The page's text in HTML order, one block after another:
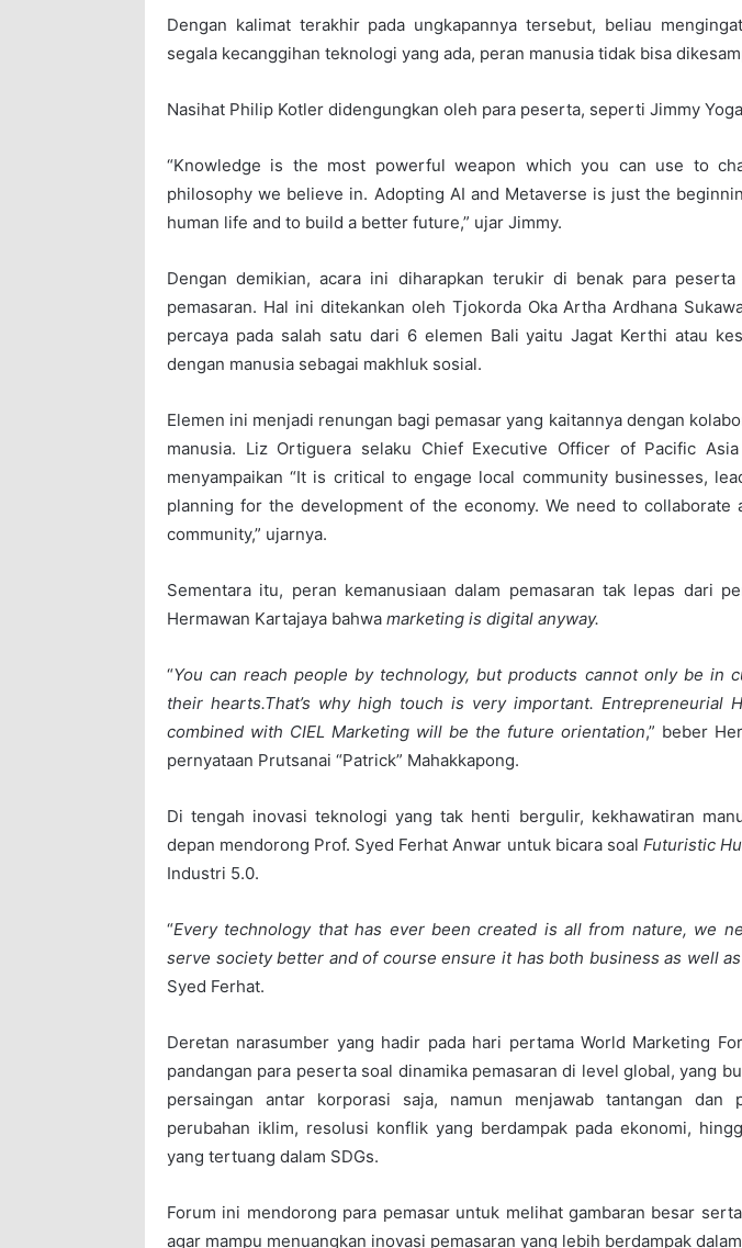
Dengan kalimat terakhir pada ungkapannya tersebut, beliau
segala kecanggihan teknologi yang ada, peran manusia tidak bisa
Nasihat Philip Kotler didengungkan oleh para peserta, seperti Jimmy
“Knowledge is the most powerful weapon which you can use to
philosophy we believe in. Adopting AI and Metaverse is just the
human life and to build a better future,” ujar Jimmy.
Dengan demikian, acara ini diharapkan terukir di benak para
pemasaran. Hal ini ditekankan oleh Tjokorda Oka Artha Ardhana
percaya pada salah satu dari 6 elemen Bali yaitu Jagat Kerthi atau
dengan manusia sebagai makhluk sosial.
Elemen ini menjadi renungan bagi pemasar yang kaitannya dengan
manusia. Liz Ortiguera selaku Chief Executive Officer of Pacific Asia
menyampaikan “It is critical to engage local community businesses,
planning for the development of the economy. We need to collaborate
community,” ujarnya.
Sementara itu, peran kemanusiaan dalam pemasaran tak lepas dari
Hermawan Kartajaya bahwa marketing is digital anyway.
“You can reach people by technology, but products cannot only be in
their hearts.That’s why high touch is very important. Entrepreneurial
combined with CIEL Marketing will be the future orientation,” beber
pernyataan Prutsanai “Patrick” Mahakkapong.
Di tengah inovasi teknologi yang tak henti bergulir, kekhawatiran
depan mendorong Prof. Syed Ferhat Anwar untuk bicara soal Futuristic
Industri 5.0.
“Every technology that has ever been created is all from nature, we
serve society better and of course ensure it has both business as well
Syed Ferhat.
Deretan narasumber yang hadir pada hari pertama World Marketing
pandangan para peserta soal dinamika pemasaran di level global, yang
persaingan antar korporasi saja, namun menjawab tantangan dan
perubahan iklim, resolusi konflik yang berdampak pada ekonomi,
yang tertuang dalam SDGs.
Forum ini mendorong para pemasar untuk melihat gambaran besar
agar mampu menuangkan inovasi pemasaran yang lebih berdampak